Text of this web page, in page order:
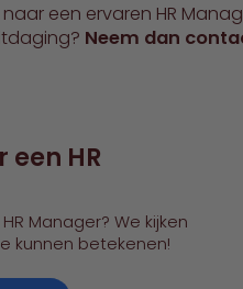
een ervaren HR
Neem dan
een HR
Manager? We kijken
kunnen betekenen!